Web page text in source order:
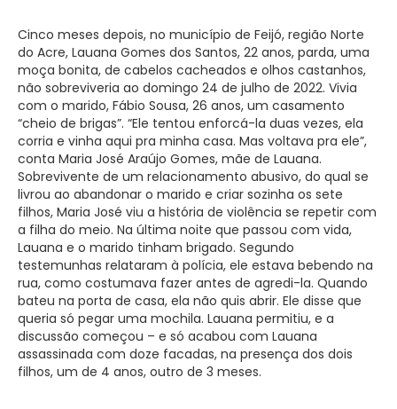
Cinco meses depois, no município de Feijó, região Norte
do Acre, Lauana Gomes dos Santos, 22 anos, parda, uma
moça bonita, de cabelos cacheados e olhos castanhos,
não sobreviveria ao domingo 24 de julho de 2022. Vivia
com o marido, Fábio Sousa, 26 anos, um casamento
“cheio de brigas”. “Ele tentou enforcá-la duas vezes, ela
corria e vinha aqui pra minha casa. Mas voltava pra ele”,
conta Maria José Araújo Gomes, mãe de Lauana.
Sobrevivente de um relacionamento abusivo, do qual se
livrou ao abandonar o marido e criar sozinha os sete
filhos, Maria José viu a história de violência se repetir com
a filha do meio. Na última noite que passou com vida,
Lauana e o marido tinham brigado. Segundo
testemunhas relataram à polícia, ele estava bebendo na
rua, como costumava fazer antes de agredi-la. Quando
bateu na porta de casa, ela não quis abrir. Ele disse que
queria só pegar uma mochila. Lauana permitiu, e a
discussão começou – e só acabou com Lauana
assassinada com doze facadas, na presença dos dois
filhos, um de 4 anos, outro de 3 meses.